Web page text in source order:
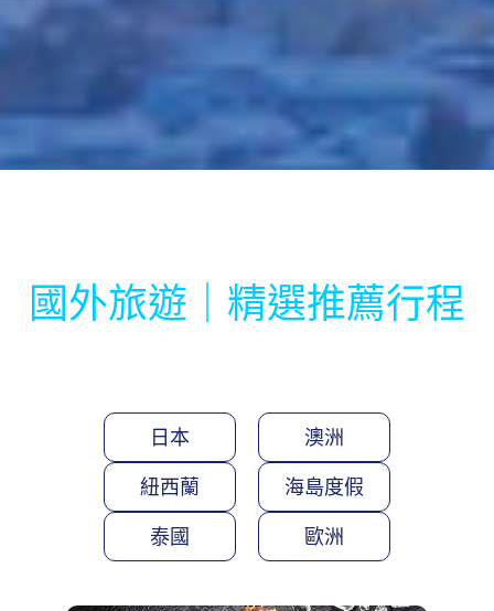
國外旅遊｜精選推薦行程
日本 澳洲
紐西蘭 海島度假
泰國 歐洲